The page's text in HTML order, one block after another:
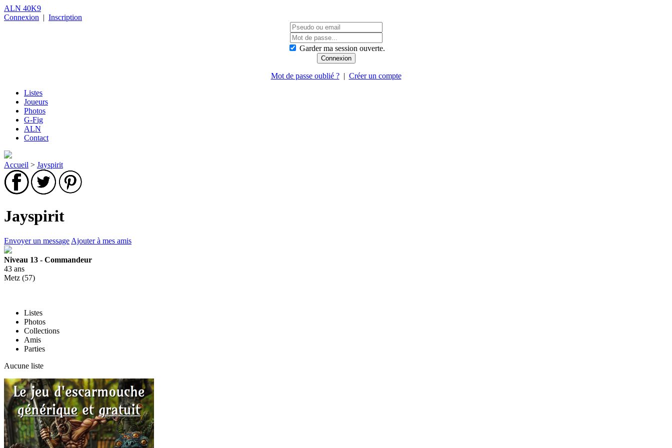
ALN 40K9
Connexion | Inscription
Garder ma session ouverte.
Mot de passe oublié ?| Créer un compte
Listes
Joueurs
Photos
G-Fig
ALN
Contact
Accueil > Jayspirit
Jayspirit
Envoyer un message Ajouter à mes amis
Niveau 13 - Commandeur
43 ans
Metz (57)
Listes
Photos
Collections
Amis
Parties
Aucune liste